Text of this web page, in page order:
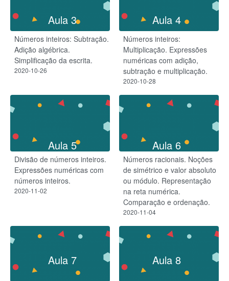
Aula 3
Números inteiros: Subtração.
Adição algébrica.
Simplificação da escrita.
2020-10-26
Aula 4
Números inteiros:
Multiplicação. Expressões
numéricas com adição,
subtração e multiplicação.
2020-10-28
Aula 5
Divisão de números inteiros.
Expressões numéricas com
números inteiros.
2020-11-02
Aula 6
Números racionais. Noções
de simétrico e valor absoluto
ou módulo. Representação
na reta numérica.
Comparação e ordenação.
2020-11-04
Aula 7 Aula 8